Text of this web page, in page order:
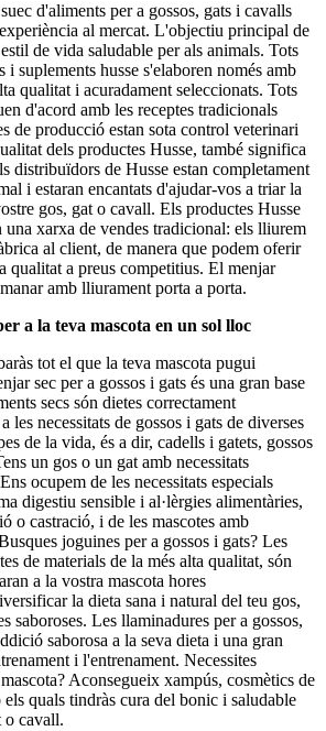
d'aliments per a gossos, gats i cavalls
al mercat. L'objectiu principal de
de vida saludable per als animals. Tots
i suplements husse s'elaboren només amb
qualitat i acuradament seleccionats. Tots
d'acord amb les receptes tradicionals
de producció estan sota control veterinari
dels productes Husse, també significa
distribuïdors de Husse estan completament
i estaran encantats d'ajudar-vos a triar la
gos, gat o cavall. Els productes Husse
una xarxa de vendes tradicional: els lliurem
al client, de manera que podem oferir
qualitat a preus competitius. El menjar
amb lliurament porta a porta.
a la teva mascota en un sol lloc
tot el que la teva mascota pugui
sec per a gossos i gats és una gran base
secs són dietes correctament
les necessitats de gossos i gats de diverses
de la vida, és a dir, cadells i gatets, gossos
un gos o un gat amb necessitats
ocupem de les necessitats especials
digestiu sensible i al·lèrgies alimentàries,
o castració, i de les mascotes amb
joguines per a gossos i gats? Les
de materials de la més alta qualitat, són
a la vostra mascota hores
la dieta sana i natural del teu gos,
saboroses. Les llaminadures per a gossos,
saborosa a la seva dieta i una gran
i l'entrenament. Necessites
Aconsegueix xampús, cosmètics de
quals tindràs cura del bonic i saludable
o cavall.